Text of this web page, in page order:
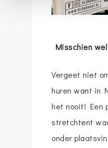
Misschien
Vergeet niet
huren want in
het nooit! Een
stretchtent
onder